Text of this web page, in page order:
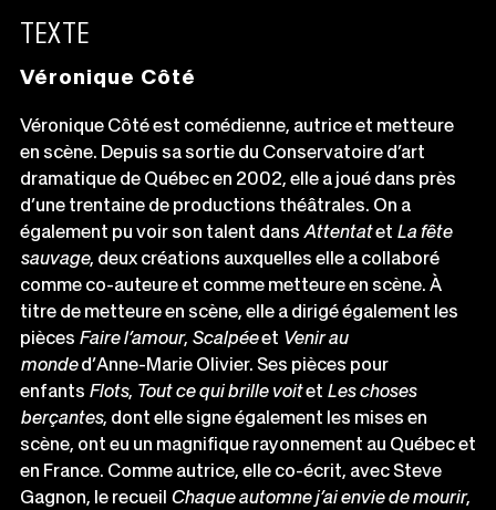
TEXTE
Véronique Côté
Véronique Côté est comédienne, autrice et metteure
en scène. Depuis sa sortie du Conservatoire d’art
dramatique de Québec en 2002, elle a joué dans près
d’une trentaine de productions théâtrales. On a
également pu voir son talent dans Attentatet La fête
sauvage, deux créations auxquelles elle a collaboré
comme co-auteure et comme metteure en scène. À
titre de metteure en scène, elle a dirigé également les
pièces Faire l’amour, Scalpéeet Venir au
monded’Anne-Marie Olivier. Ses pièces pour
enfants Flots, Tout ce qui brille voitet Les choses
berçantes, dont elle signe également les mises en
scène, ont eu un magnifique rayonnement au Québec et
en France. Comme autrice, elle co-écrit, avec Steve
Gagnon, le recueil Chaque automne j’ai envie de mourir,